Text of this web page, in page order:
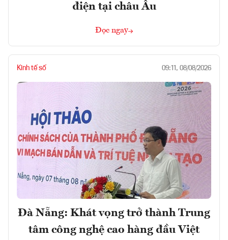
điện tại châu Âu
Đọc ngay
Kinh tế số 09:11, 08/08/2026
Đà Nẵng: Khát vọng trở thành Trung
tâm công nghệ cao hàng đầu Việt